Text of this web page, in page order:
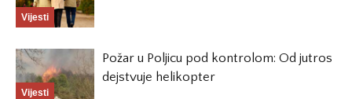
Vijesti
Vijesti
Požar u Poljicu pod kontrolom: Od jutros
dejstvuje helikopter